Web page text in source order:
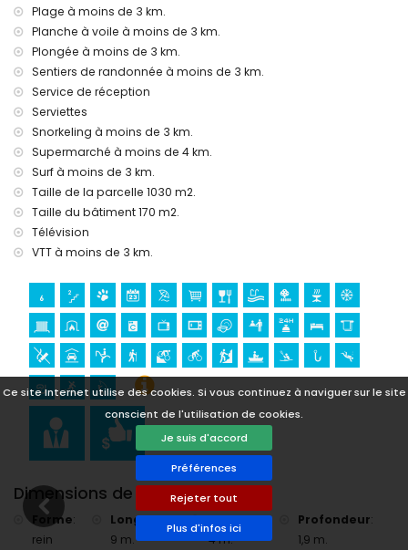
Ce site Internet utilise des cookies. Si vous continuez à naviguer sur le site
conscient de l'utilisation de cookies.
Je suis d'accord
Préférences
Rejeter tout
Plus d'infos ici
bâtiment architectural (Pueblo Histórico, Benitachell), lieu
historique (Pueblo Histórico et Benitachell) (à moins de 5
kilomètres de l'hébergement)
musée (Pueblo Histórico, Javea), église (Parroquia de Santa
Mª Magdalena, Benitachell), château (Castell de Teulada-
Moraira), ruine (Torre del Cap d'Or) et monument (Castell de
Teulada-Moraira) (à moins de 10 kilomètres de
l'hébergement)
palais (Palais Royal de Valence) (à moins de 25 kilomètres
de l'hébergement)
Sports
équitation, randonnée, VTT, cyclisme, canoë, kayak, pêche,
kilomètres de la villa)
kilomètres de la villa)
escalade (à moins de 25 kilomètres de la villa)
Plage à moins de 3 km.
Planche à voile à moins de 3 km.
Plongée à moins de 3 km.
Sentiers de randonnée à moins de 3 km.
Service de réception
Serviettes
Snorkeling à moins de 3 km.
Supermarché à moins de 4 km.
Surf à moins de 3 km.
Taille de la parcelle 1030 m2.
Taille du bâtiment 170 m2.
Télévision
VTT à moins de 3 km.
Dimensions de la piscine
Forme:
rein
Longueur:
9 m.
Largeur:
4 m.
Profondeur:
1,9 m.